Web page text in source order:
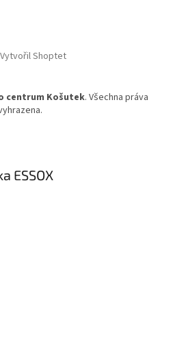
Vytvořil Shoptet
centrum Košutek. Všechna práva
ESSOX